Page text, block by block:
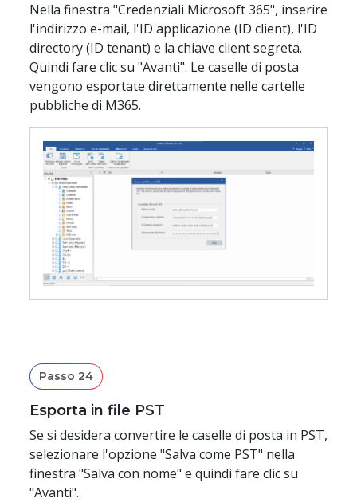
Nella finestra "Credenziali Microsoft 365", inserire
l'indirizzo e-mail, l'ID applicazione (ID client), l'ID
directory (ID tenant) e la chiave client segreta.
Quindi fare clic su "Avanti". Le caselle di posta
vengono esportate direttamente nelle cartelle
pubbliche di M365.
Passo 24
Esporta in file PST
Se si desidera convertire le caselle di posta in PST,
selezionare l'opzione "Salva come PST" nella
finestra "Salva con nome" e quindi fare clic su
"Avanti".